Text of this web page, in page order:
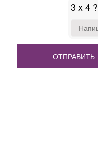
3 x 4 ?
FOR
X